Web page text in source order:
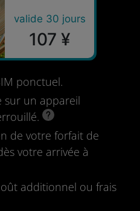
valide 30 jours
107 ¥
ponctuel.
sur un appareil
de votre forfait de
votre arrivée à
additionnel ou frais